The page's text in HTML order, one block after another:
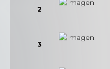
2
3